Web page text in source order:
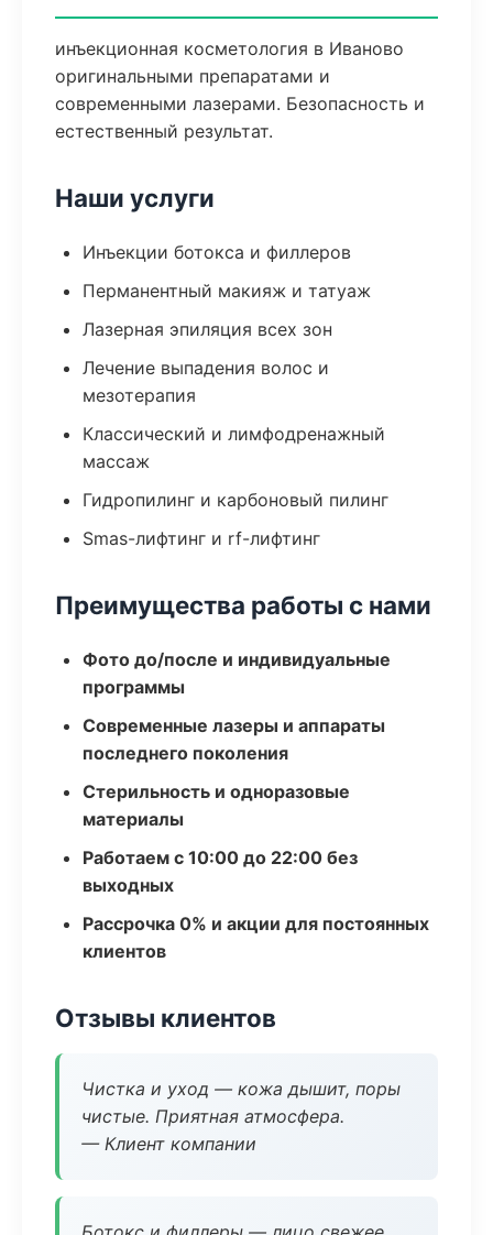
инъекционная косметология в Иваново
оригинальными препаратами и
современными лазерами. Безопасность и
естественный результат.
Наши услуги
Инъекции ботокса и филлеров
Перманентный макияж и татуаж
Лазерная эпиляция всех зон
Лечение выпадения волос и
мезотерапия
Классический и лимфодренажный
массаж
Гидропилинг и карбоновый пилинг
Smas-лифтинг и rf-лифтинг
Преимущества работы с нами
Фото до/после и индивидуальные
программы
Современные лазеры и аппараты
последнего поколения
Стерильность и одноразовые
материалы
Работаем с 10:00 до 22:00 без
выходных
Рассрочка 0% и акции для постоянных
клиентов
Отзывы клиентов
Чистка и уход — кожа дышит, поры
чистые. Приятная атмосфера.
— Клиент компании